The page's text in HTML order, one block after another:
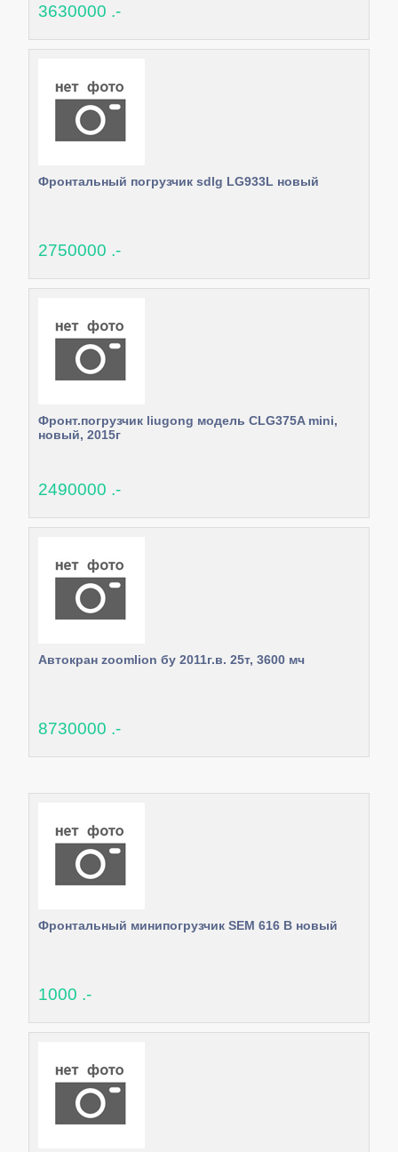
3630000 .-
Фронтальный погрузчик sdlg LG933L новый
2750000 .-
Фронт.погрузчик liugong модель CLG375A mini,
новый, 2015г
2490000 .-
Автокран zoomlion бу 2011г.в. 25т, 3600 мч
8730000 .-
Фронтальный минипогрузчик SEM 616 B новый
1000 .-